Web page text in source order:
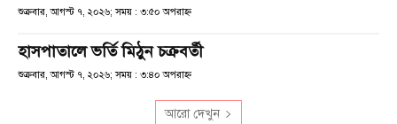
শুক্রবার, আগস্ট ৭, ২০২৬; সময় : ৩:৫০ অপরাহ্ণ
হাসপাতালে ভর্তি মিঠুন চক্রবর্তী
শুক্রবার, আগস্ট ৭, ২০২৬; সময় : ৩:৪০ অপরাহ্ণ
আরো দেখুন